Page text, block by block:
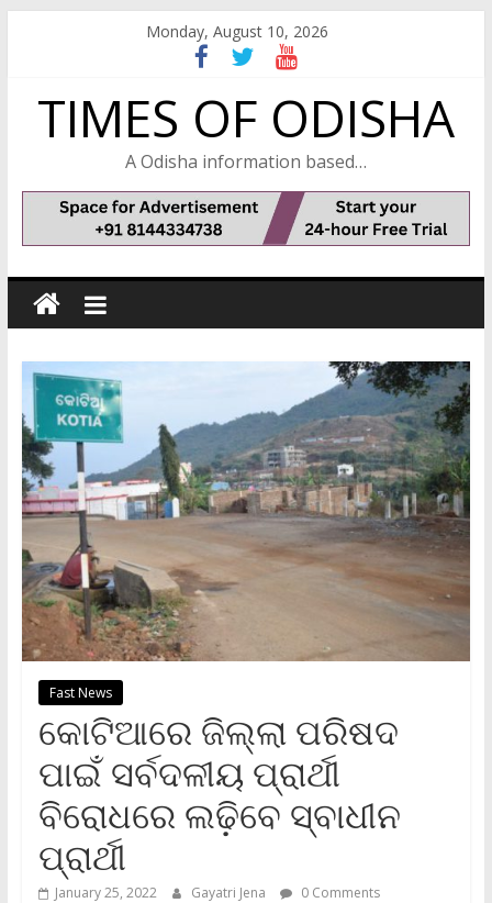
Monday, August 10, 2026
TIMES OF ODISHA
A Odisha information based…
Fast News
କୋଟିଆରେ ଜିଲ୍ଲା ପରିଷଦ
ପାଇଁ ସର୍ବଦଳୀୟ ପ୍ରାର୍ଥୀ
ବିରୋଧରେ ଲଢ଼ିବେ ସ୍ବାଧୀନ
ପ୍ରାର୍ଥୀ
January 25, 2022 Gayatri Jena 0 Comments